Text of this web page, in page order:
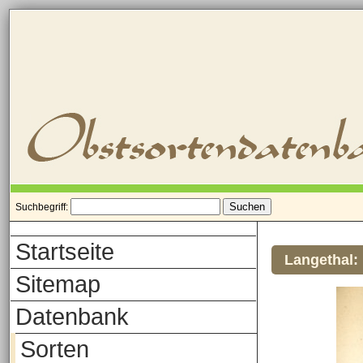
Suchbegriff:
Startseite
Sitemap
Datenbank
Sorten
Langethal: